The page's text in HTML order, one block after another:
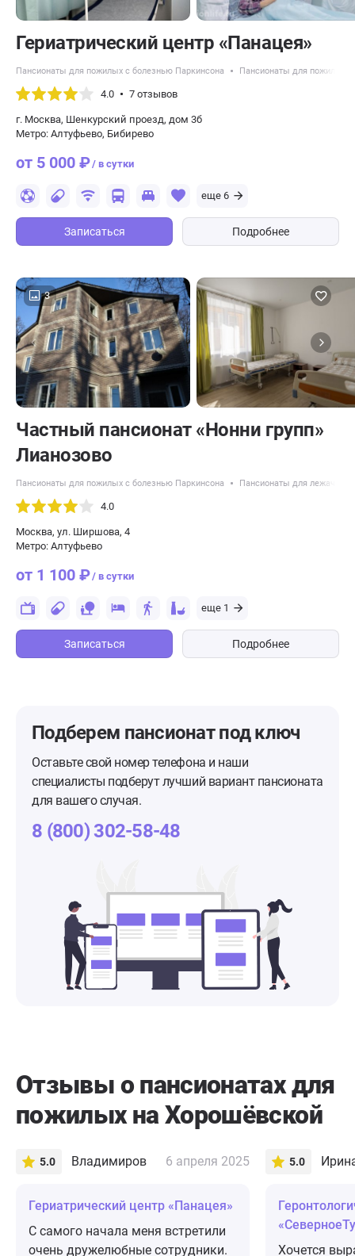
​Гериатрический центр «Панацея»
Пансионаты для пожилых с болезнью Паркинсона Пансионаты для пожилых
4.0 7 отзывов
г. Москва, Шенкурский проезд, дом 3б
Метро: Алтуфьево, Бибирево
от 5 000 ₽/ в сутки
еще 6
Записаться Подробнее
3
Частный пансионат «Нонни групп»
Лианозово
Пансионаты для пожилых с болезнью Паркинсона Пансионаты для лежачих
4.0
Москва, ул. Ширшова, 4
Метро: Алтуфьево
от 1 100 ₽/ в сутки
еще 1
Записаться Подробнее
Подберем пансионатпод ключ
Оставьте свой номер телефона и наши
специалисты подберут лучший вариант пансионата
для вашего случая.
8 (800) 302-58-48
Отзывы о пансионатах для
пожилых на Хорошёвской
5.0 Владимиров 6 апреля 2025
​Гериатрический центр «Панацея»
С самого начала меня встретили
очень дружелюбные сотрудники.
5.0
Хочется